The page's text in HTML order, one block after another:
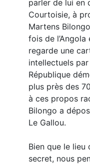
parler de lui en
Courtoisie, à
Martens
fois de
regarde une
intellectuels par
République
plus près des
à ces propos
Bilongo a
Le Gallou.
Bien que le lieu
secret, nous